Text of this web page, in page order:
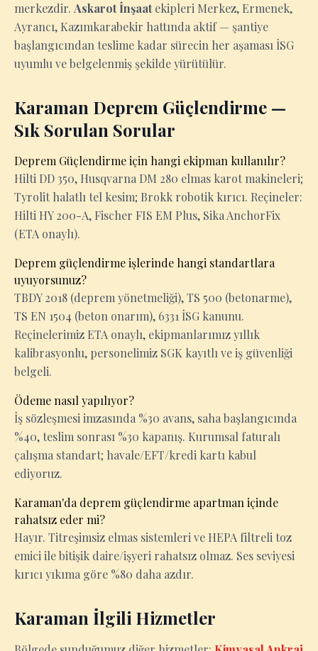
merkezdir. Askarot İnşaatekipleri Merkez, Ermenek,
Ayrancı, Kazımkarabekir hattında aktif — şantiye
başlangıcından teslime kadar sürecin her aşaması İSG
uyumlu ve belgelenmiş şekilde yürütülür.
Karaman Deprem Güçlendirme —
Sık Sorulan Sorular
Deprem Güçlendirme için hangi ekipman kullanılır?
Hilti DD 350, Husqvarna DM 280 elmas karot makineleri;
Tyrolit halatlı tel kesim; Brokk robotik kırıcı. Reçineler:
Hilti HY 200-A, Fischer FIS EM Plus, Sika AnchorFix
(ETA onaylı).
Deprem güçlendirme işlerinde hangi standartlara
uyuyorsunuz?
TBDY 2018 (deprem yönetmeliği), TS 500 (betonarme),
TS EN 1504 (beton onarım), 6331 İSG kanunu.
Reçinelerimiz ETA onaylı, ekipmanlarımız yıllık
kalibrasyonlu, personelimiz SGK kayıtlı ve iş güvenliği
belgeli.
Ödeme nasıl yapılıyor?
İş sözleşmesi imzasında %30 avans, saha başlangıcında
%40, teslim sonrası %30 kapanış. Kurumsal faturalı
çalışma standart; havale/EFT/kredi kartı kabul
ediyoruz.
Karaman'da deprem güçlendirme apartman içinde
rahatsız eder mi?
Hayır. Titreşimsiz elmas sistemleri ve HEPA filtreli toz
emici ile bitişik daire/işyeri rahatsız olmaz. Ses seviyesi
kırıcı yıkıma göre %80 daha azdır.
Karaman İlgili Hizmetler